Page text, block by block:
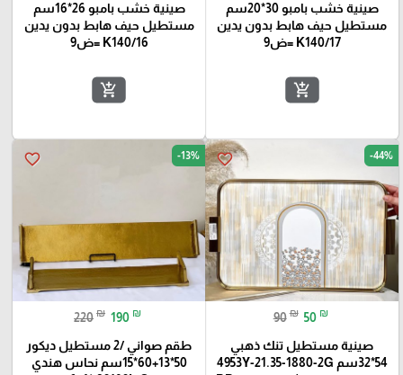
صينية خشب بامبو 30*20سم
مستطيل حيف هابط بدون يدين
K140/17 =ض9
add_shopping_cart
صينية خشب بامبو 26*16سم
مستطيل حيف هابط بدون يدين
K140/16 =ض9
add_shopping_cart
favorite_border -44%
90 ₪ 50 ₪
صينية مستطيل تنك ذهبي
54*32سم 4953Y-21.35-1880-2G
favorite_border -13%
220 ₪ 190 ₪
طقم صواني /2 مستطيل ديكور
50*13+60*15سم نحاس هندي